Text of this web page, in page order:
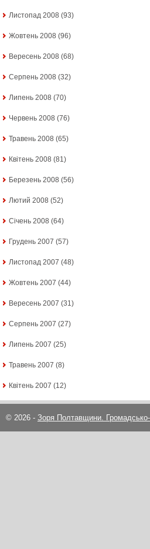
Листопад 2008 (93)
Жовтень 2008 (96)
Вересень 2008 (68)
Серпень 2008 (32)
Липень 2008 (70)
Червень 2008 (76)
Травень 2008 (65)
Квітень 2008 (81)
Березень 2008 (56)
Лютий 2008 (52)
Січень 2008 (64)
Грудень 2007 (57)
Листопад 2007 (48)
Жовтень 2007 (44)
Вересень 2007 (31)
Серпень 2007 (27)
Липень 2007 (25)
Травень 2007 (8)
Квітень 2007 (12)
© 2026 - Зоря Полтавщини. Громадсько-